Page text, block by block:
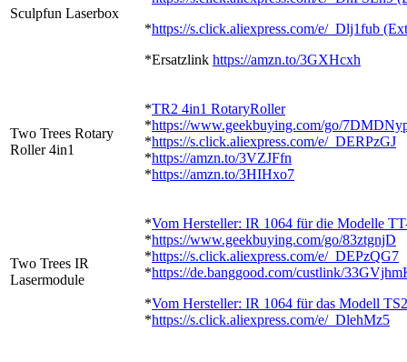
Sculpfun Laserbox
*https://s.click.aliexpress.com/e/_Dlj1fub
*Ersatzlink https://amzn.to/3GXHcxh
Two Trees Rotary
Roller 4in1
*TR2 4in1 RotaryRoller
*https://www.geekbuying.com/go/
*https://s.click.aliexpress.com/e/_DERPzGJ
*https://amzn.to/3VZJFfn
*https://amzn.to/3HIHxo7
Two Trees IR
Lasermodule
*Vom Hersteller: IR 1064 für die Modelle
*https://www.geekbuying.com/go/83ztgnjD
*https://s.click.aliexpress.com/e/_DEPzQG7
*https://de.banggood.com/custlink/
*Vom Hersteller: IR 1064 für das Modell TS2
*https://s.click.aliexpress.com/e/_DlehMz5